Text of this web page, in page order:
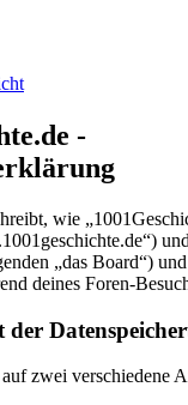
-
wie
„das Board“)
deines Foren-
zwei verschiedene